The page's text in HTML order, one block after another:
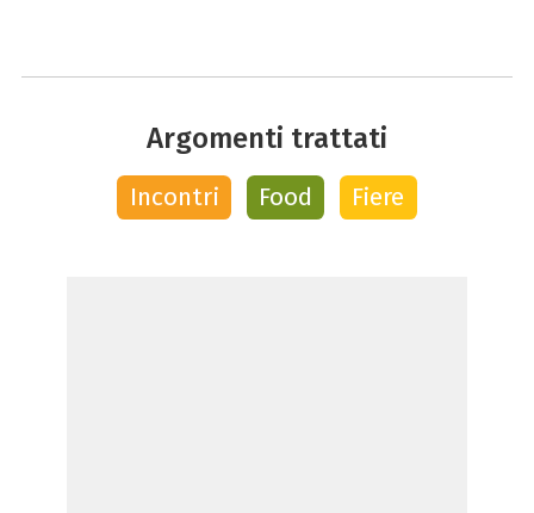
Argomenti trattati
Incontri Food Fiere